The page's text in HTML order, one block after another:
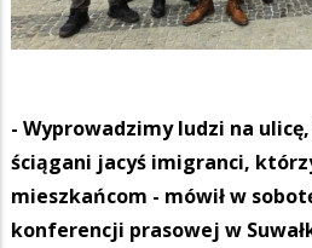
- Wyprowadzimy ludzi na
ściągani jacyś imigranci,
mieszkańcom - mówił w
konferencji prasowej w